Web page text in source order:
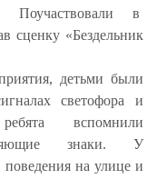
Поучаствовали в
сценку «Бездельник
детьми были
светофора и
ребята вспомнили
знаки. У
поведения на улице и